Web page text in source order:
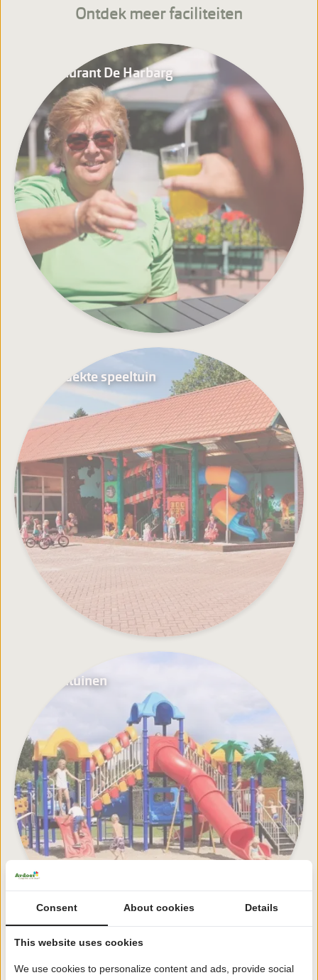
Ontdek meer faciliteiten
Restaurant De Harbarg
Overdekte speeltuin
Speeltuinen
Bekijk alle faciliteiten
Consent About cookies Details
This website uses cookies
We use cookies to personalize content and ads, provide social